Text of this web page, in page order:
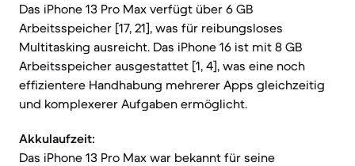
Das iPhone 13 Pro Max verfügt über 6 GB
Arbeitsspeicher [17, 21], was für reibungsloses
Multitasking ausreicht. Das iPhone 16 ist mit 8 GB
Arbeitsspeicher ausgestattet [1, 4], was eine noch
effizientere Handhabung mehrerer Apps gleichzeitig
und komplexerer Aufgaben ermöglicht.
Akkulaufzeit:
Das iPhone 13 Pro Max war bekannt für seine